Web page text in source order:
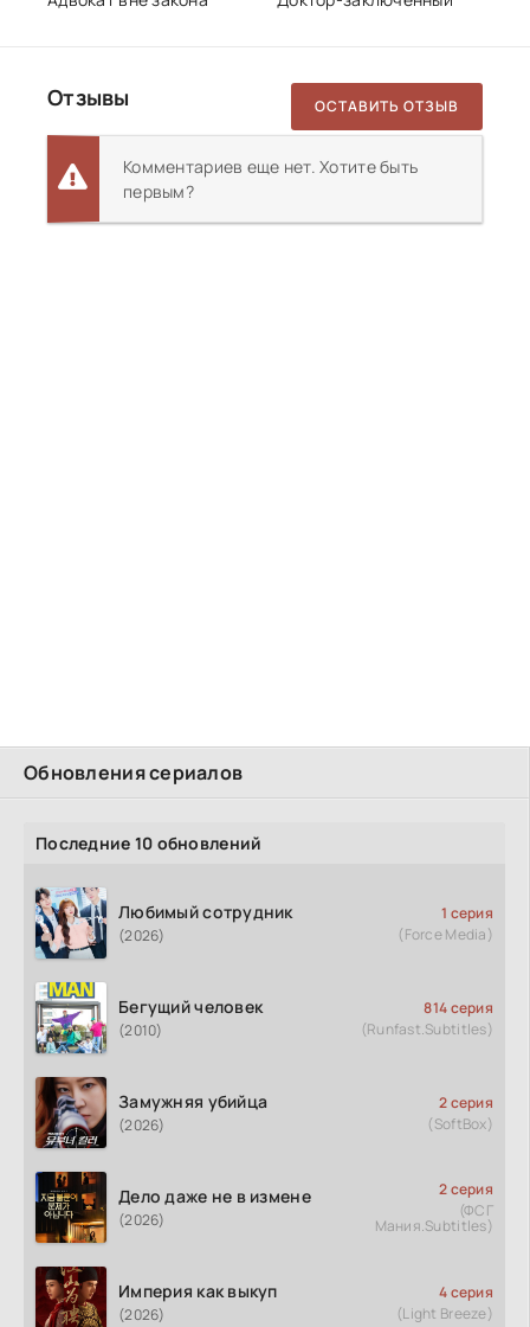
Обновления сериалов
Последние 10 обновлений
Любимый сотрудник
(2026)
1 серия
(Force Media)
Бегущий человек
(2010)
814 серия
(Runfast.Subtitles)
Замужняя убийца
(2026)
2 серия
(SoftBox)
Дело даже не в измене
(2026)
2 серия
(ФСГ
Мания.Subtitles)
Империя как выкуп
(2026)
4 серия
(Light Breeze)
Отзывы ОСТАВИТЬ ОТЗЫВ
Комментариев еще нет. Хотите быть
первым?